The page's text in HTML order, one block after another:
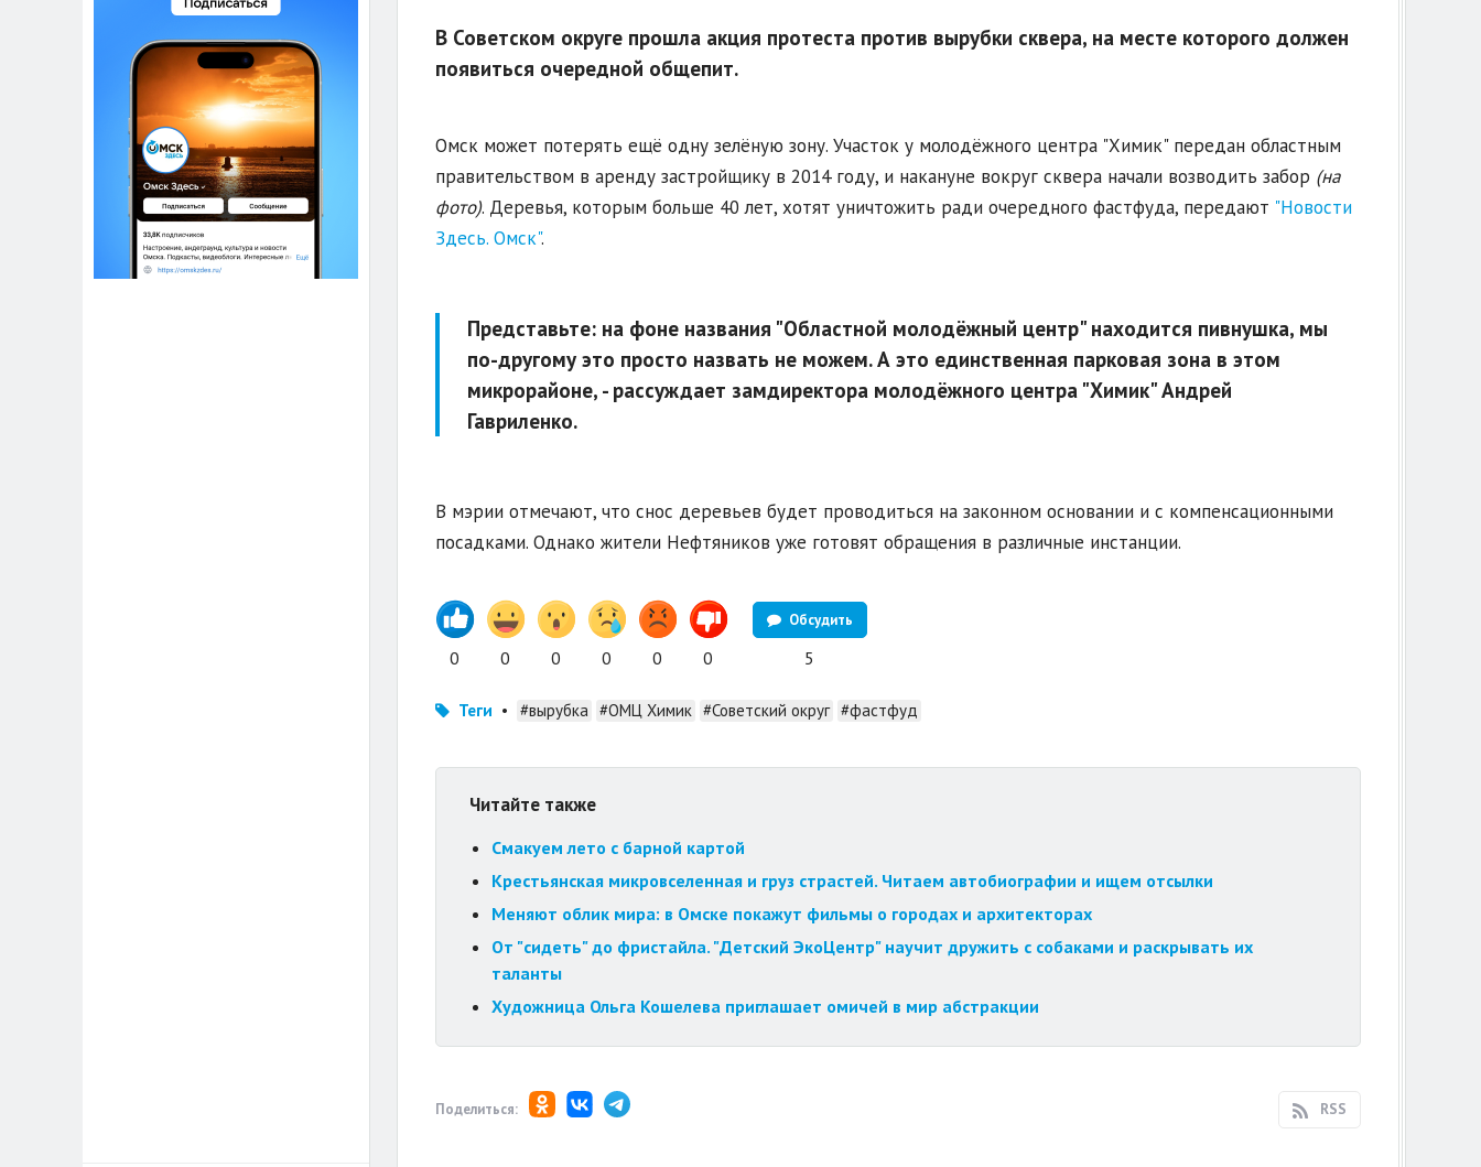
В Советском округе прошла акция протеста против вырубки сквера, на месте которого должен
появиться очередной общепит.
Омск может потерять ещё одну зелёную зону. Участок у молодёжного центра "Химик" передан областным
правительством в аренду застройщику в 2014 году, и накануне вокруг сквера начали возводить забор (на
фото). Деревья, которым больше 40 лет, хотят уничтожить ради очередного фастфуда, передают "Новости
Здесь. Омск".
Представьте: на фоне названия "Областной молодёжный центр" находится пивнушка, мы
по-другому это просто назвать не можем. А это единственная парковая зона в этом
микрорайоне, - рассуждает замдиректора молодёжного центра "Химик" Андрей
Гавриленко.
В мэрии отмечают, что снос деревьев будет проводиться на законном основании и с компенсационными
посадками. Однако жители Нефтяников уже готовят обращения в различные инстанции.
0 0 0 0 0 0
Обсудить
5
Теги • #вырубка #ОМЦ Химик #Советский округ #фастфуд
Читайте также
Смакуем лето с барной картой
Крестьянская микровселенная и груз страстей. Читаем автобиографии и ищем отсылки
Меняют облик мира: в Омске покажут фильмы о городах и архитекторах
От "сидеть" до фристайла. "Детский ЭкоЦентр" научит дружить с собаками и раскрывать их
таланты
Художница Ольга Кошелева приглашает омичей в мир абстракции
Поделиться: RSS